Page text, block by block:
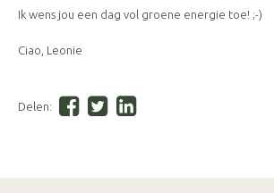
Ik wens jou een dag vol groene energie toe! ;-)
Ciao, Leonie
Delen: